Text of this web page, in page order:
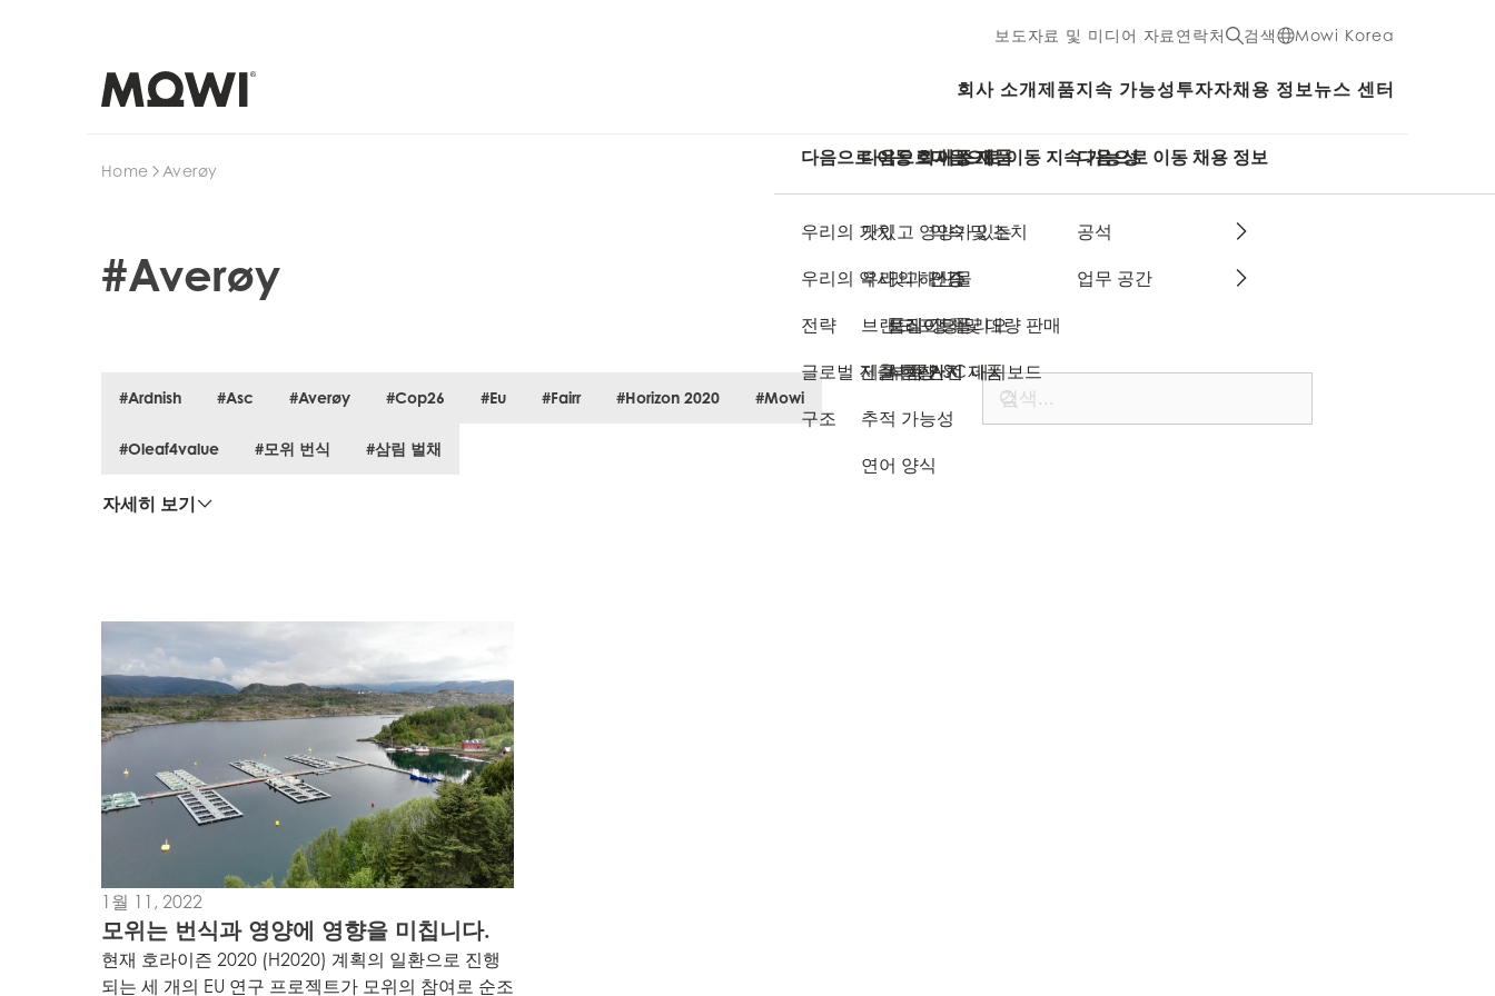
보도자료 및 미디어 자료 연락처 검색 Mowi Korea
회사 소개
다음으로 이동 회사 소개
우리의 가치
우리의 역사
전략
글로벌 진출 현황
구조
제품
다음으로 이동 제품
맛있고 영양가 있는
맛과 건강
품질
식품 안전
우리의 해산물
트레이딩 및 대량 판매
부가 가치 제품
브랜드 포트폴리오
제품 혁신
추적 가능성
연어 양식
지속 가능성
다음으로 이동 지속 가능성
약속 및 조치
인증
정책
ASC 대시보드
투자자채용 정보
다음으로 이동 채용 정보
공석
업무 공간
뉴스 센터
Mowi Global
Mowi China
Mowi Japan
Europe
Mowi Belgium (FR)
Home Averøy
#Averøy
#Ardnish #Asc #Averøy #Cop26 #Eu #Fairr #Horizon 2020 #Mowi
#Oleaf4value #모위 번식 #삼림 벌채
자세히 보기
1월 11, 2022
모위는 번식과 영양에 영향을 미칩니다.
현재 호라이즌 2020 (H2020) 계획의 일환으로 진행
되는 세 개의 EU 연구 프로젝트가 모위의 참여로 순조